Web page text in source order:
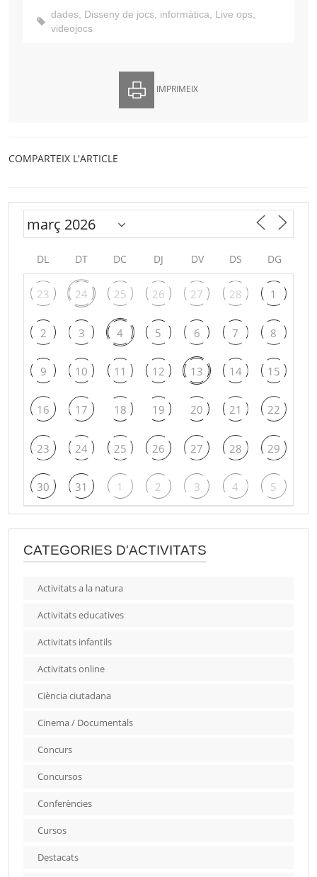
dades, Disseny de jocs, informàtica, Live ops,
videojocs
IMPRIMEIX
COMPARTEIX L'ARTICLE
DL DT DC DJ DV DS DG
23 24 25 26 27 28 1
2 3 4 5 6 7 8
9 10 11 12 13 14 15
16 17 18 19 20 21 22
23 24 25 26 27 28 29
30 31 1 2 3 4 5
CATEGORIES D'ACTIVITATS
Activitats a la natura
Activitats educatives
Activitats infantils
Activitats online
Ciència ciutadana
Cinema / Documentals
Concurs
Concursos
Conferències
Cursos
Destacats